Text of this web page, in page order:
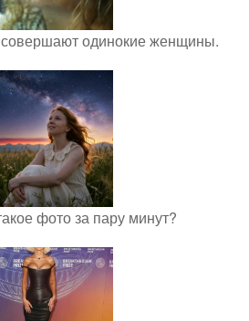
одинокие женщины.
фото за пару минут?